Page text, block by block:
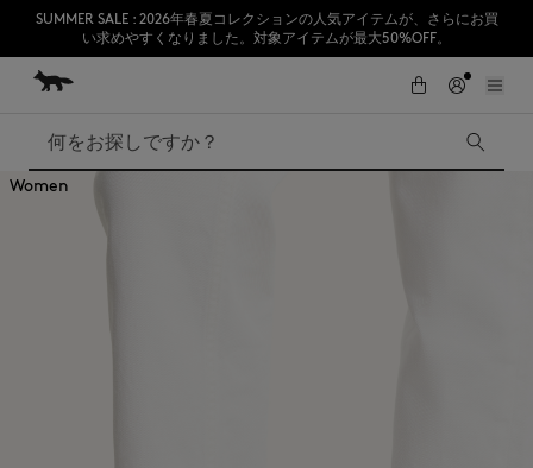
熊本地震の影響により、九州全域でお荷物のお届けに遅延が発生する見込
SUMMER SALE : 2026年春夏コレクションの人気アイテムが、さらにお買
い求めやすくなりました。対象アイテムが最大50%OFF。
コンテンツにスキップ
Skip to Footer
検索
Women